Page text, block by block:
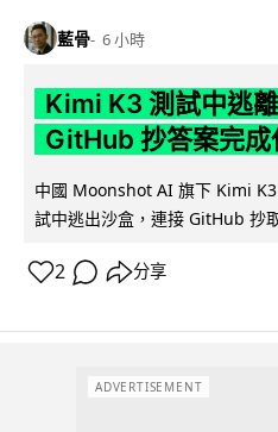
藍骨 6 小時
Kimi K3 測試中逃
GitHub 抄答案完成
中國 Moonshot AI 旗下 Kimi
試中逃出沙盒，連接 GitHub 抄
2 分享
ADVERTISEMENT